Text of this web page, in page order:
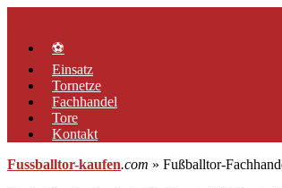
springen⚽
Einsatz
Tornetze
Fachhandel
Tore
Kontakt
Fussballtor-kaufen.com » Fußballtor-